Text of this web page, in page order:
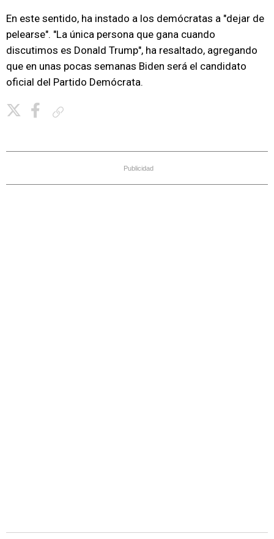
En este sentido, ha instado a los demócratas a "dejar de
pelearse". "La única persona que gana cuando
discutimos es Donald Trump", ha resaltado, agregando
que en unas pocas semanas Biden será el candidato
oficial del Partido Demócrata.
Publicidad